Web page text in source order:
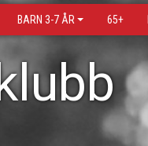
BARN 3-7 ÅR 65+